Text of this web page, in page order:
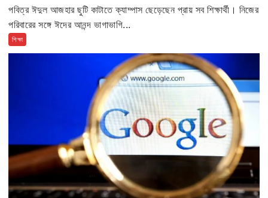
পবিত্র ঈদুল আজহার ছুটি কাটাতে ক্যাম্পাস ছেড়েছেন প্রায় সব শিক্ষার্থী। নিজের
পরিবারের সঙ্গে ঈদের আনন্দ ভাগাভাগি...
শিক্ষা